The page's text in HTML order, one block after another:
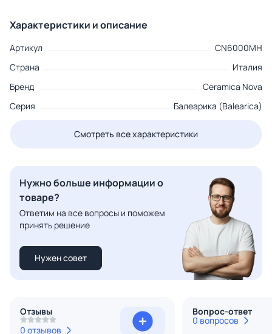
Характеристики и описание
Артикул
CN6000MH
Страна
Италия
Бренд
Ceramica Nova
Серия
Балеарика (Balearica)
Смотреть все характеристики
Нужно больше информации о
товаре?
Ответим на все вопросы и поможем
принять решение
Нужен совет
Отзывы
0 отзывов
Вопрос-ответ
0 вопросов